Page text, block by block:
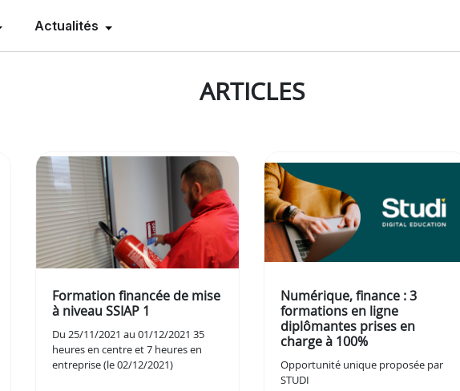
Actualités
ARTICLES
Formation financée de mise
à niveau SSIAP 1
Du 25/11/2021 au 01/12/2021 35
heures en centre et 7 heures en
entreprise (le 02/12/2021)
Numérique, finance : 3
formations en ligne
diplômantes prises en
charge à 100%
Opportunité unique proposée par
STUDI